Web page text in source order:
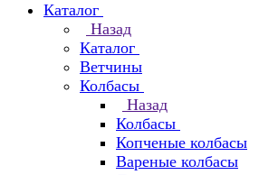
Каталог
Назад
Каталог
Ветчины
Колбасы
Назад
Колбасы
Копченые колбасы
Вареные колбасы